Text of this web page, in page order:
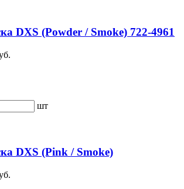
DXS (Powder / Smoke) 722-4961
шт
DXS (Pink / Smoke)